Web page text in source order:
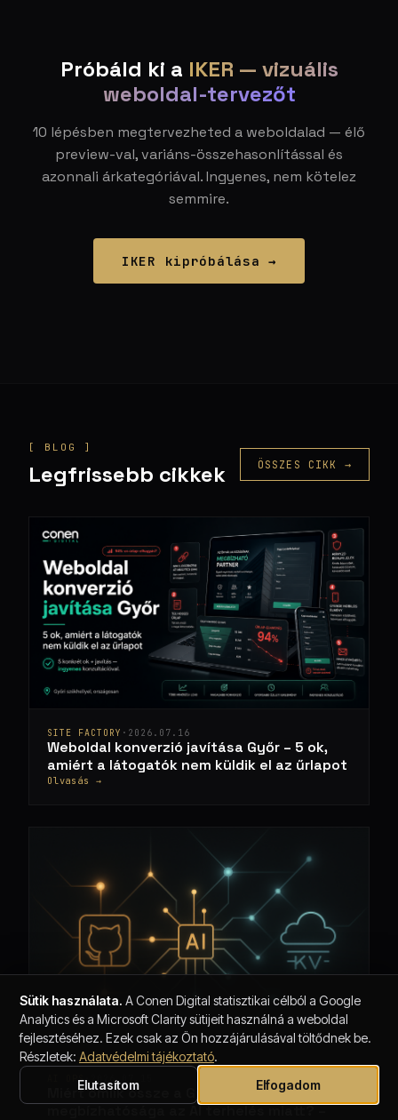
Próbáld ki a IKER — vizuális
weboldal-tervezőt
10 lépésben megtervezheted a weboldalad — élő
preview-val, variáns-összehasonlítással és
azonnali árkategóriával. Ingyenes, nem kötelez
semmire.
IKER kipróbálása →
[ BLOG ]
Legfrissebb cikkek ÖSSZES CIKK →
SITE FACTORY · 2026.07.16
Weboldal konverzió javítása Győr – 5 ok,
amiért a látogatók nem küldik el az űrlapot
Olvasás →
AI OPS· 2026.07.15
Miért omlik össze a GitHub
megbízhatósága az AI terhelés miatt? –
Sütik használata. A Conen Digital statisztikai célból a Google
Analytics és a Microsoft Clarity sütijeit használná a weboldal
fejlesztéséhez. Ezek csak az Ön hozzájárulásával töltődnek be.
Részletek: Adatvédelmi tájékoztató.
Elutasítom
Elfogadom